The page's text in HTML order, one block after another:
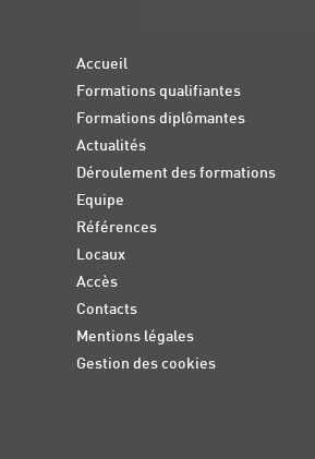
Accueil
Formations qualifiantes
Formations diplômantes
Actualités
Déroulement des formations
Equipe
Références
Locaux
Accès
Contacts
Mentions légales
Gestion des cookies